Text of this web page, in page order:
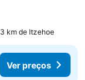
km de Itzehoe
Ver preços